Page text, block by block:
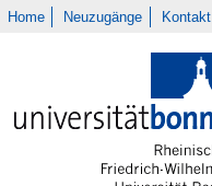
Home Neuzugänge Kontakt